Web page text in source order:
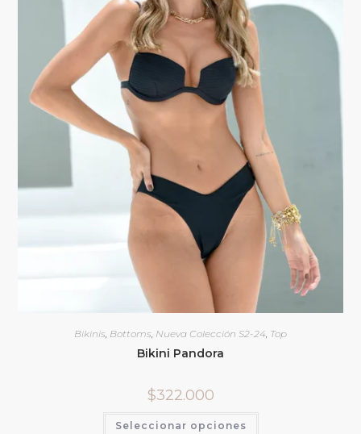
Bikinis Bottoms Nueva Colección S2-24 Top
Bikini Pandora
$322.000
Seleccionar opciones